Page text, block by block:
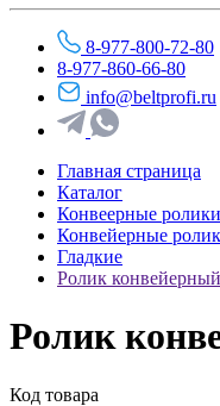
8-977-800-72-80
8-977-860-66-80
info@beltprofi.ru
Главная страница
Каталог
Конвеерные
Конвейерные
Гладкие
Ролик
Ролик
Код товара